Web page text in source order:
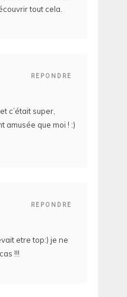
tout cela.
REPONDRE
c’était super,
amusée que moi ! :)
REPONDRE
etre top:) je ne
!!!